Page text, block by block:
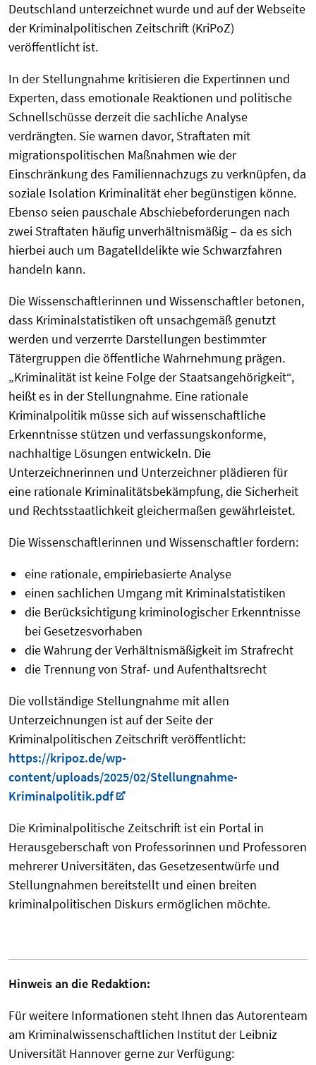
Deutschland unterzeichnet wurde und auf der Webseite
der Kriminalpolitischen Zeitschrift (KriPoZ)
veröffentlicht ist.
In der Stellungnahme kritisieren die Expertinnen und
Experten, dass emotionale Reaktionen und politische
Schnellschüsse derzeit die sachliche Analyse
verdrängten. Sie warnen davor, Straftaten mit
migrationspolitischen Maßnahmen wie der
Einschränkung des Familiennachzugs zu verknüpfen, da
soziale Isolation Kriminalität eher begünstigen könne.
Ebenso seien pauschale Abschiebeforderungen nach
zwei Straftaten häufig unverhältnismäßig – da es sich
hierbei auch um Bagatelldelikte wie Schwarzfahren
handeln kann.
Die Wissenschaftlerinnen und Wissenschaftler betonen,
dass Kriminalstatistiken oft unsachgemäß genutzt
werden und verzerrte Darstellungen bestimmter
Tätergruppen die öffentliche Wahrnehmung prägen.
„Kriminalität ist keine Folge der Staatsangehörigkeit“,
heißt es in der Stellungnahme. Eine rationale
Kriminalpolitik müsse sich auf wissenschaftliche
Erkenntnisse stützen und verfassungskonforme,
nachhaltige Lösungen entwickeln. Die
Unterzeichnerinnen und Unterzeichner plädieren für
eine rationale Kriminalitätsbekämpfung, die Sicherheit
und Rechtsstaatlichkeit gleichermaßen gewährleistet.
Die Wissenschaftlerinnen und Wissenschaftler fordern:
eine rationale, empiriebasierte Analyse
einen sachlichen Umgang mit Kriminalstatistiken
die Berücksichtigung kriminologischer Erkenntnisse
bei Gesetzesvorhaben
die Wahrung der Verhältnismäßigkeit im Strafrecht
die Trennung von Straf- und Aufenthaltsrecht
Die vollständige Stellungnahme mit allen
Unterzeichnungen ist auf der Seite der
Kriminalpolitischen Zeitschrift veröffentlicht:
https://kripoz.de/wp-
content/uploads/2025/02/Stellungnahme-
Kriminalpolitik.pdf
Die Kriminalpolitische Zeitschrift ist ein Portal in
Herausgeberschaft von Professorinnen und Professoren
mehrerer Universitäten, das Gesetzesentwürfe und
Stellungnahmen bereitstellt und einen breiten
kriminalpolitischen Diskurs ermöglichen möchte.
Hinweis an die Redaktion:
Für weitere Informationen steht Ihnen das Autorenteam
am Kriminalwissenschaftlichen Institut der Leibniz
Universität Hannover gerne zur Verfügung: